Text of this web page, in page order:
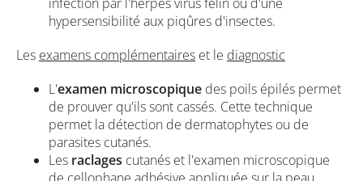
hypersensibilité aux piqûres d'insectes.
Les examens complémentaires et le diagnostic
L'examen microscopique des poils épilés permet
de prouver qu'ils sont cassés. Cette technique
permet la détection de dermatophytes ou de
parasites cutanés.
Les raclages cutanés et l'examen microscopique
de cellophane adhésive appliquée sur la peau